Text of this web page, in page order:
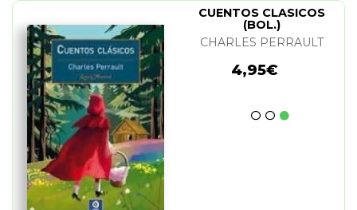
CUENTOS CLASICOS
(BOL.)
CHARLES PERRAULT
4,95€